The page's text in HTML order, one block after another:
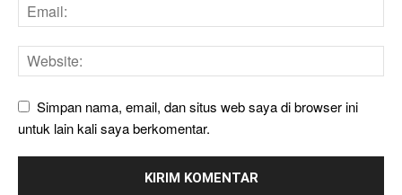
Simpan nama, email, dan situs web saya di browser ini
untuk lain kali saya berkomentar.